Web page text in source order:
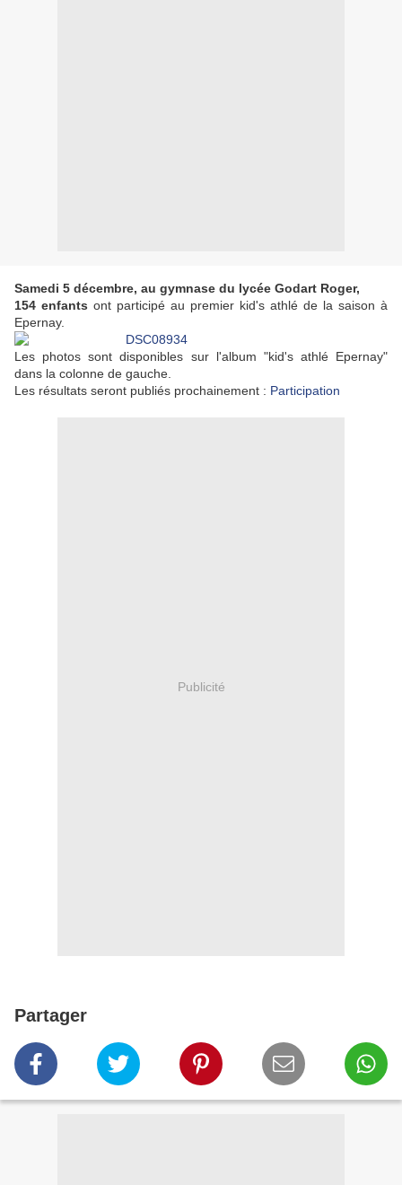
Samedi 5 décembre, au gymnase du lycée Godart Roger,
154 enfants ont participé au premier kid's athlé de la saison à
Epernay.
Les photos sont disponibles sur l'album "kid's athlé Epernay"
dans la colonne de gauche.
Les résultats seront publiés prochainement : Participation
Publicité
Partager